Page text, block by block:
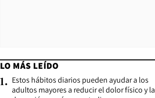
LO MÁS LEÍDO
1. Estos hábitos diarios pueden ayudar a los
adultos mayores a reducir el dolor físico y la